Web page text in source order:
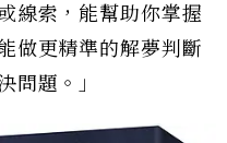
線索，能幫助你掌握
做更精準的解夢判斷
問題。」